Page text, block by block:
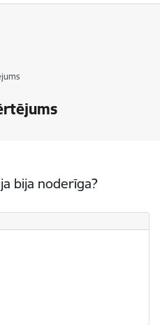
bija noderīga?